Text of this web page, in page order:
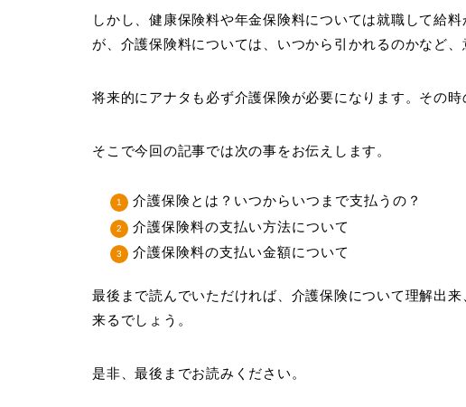
しかし、健康保険料や年金保険料については就職して給
が、介護保険料については、いつから引かれるのかなど
将来的にアナタも必ず介護保険が必要になります。その時
そこで今回の記事では次の事をお伝えします。
介護保険とは？いつからいつまで支払うの？
介護保険料の支払い方法について
介護保険料の支払い金額について
最後まで読んでいただければ、介護保険について理解出
来るでしょう。
是非、最後までお読みください。